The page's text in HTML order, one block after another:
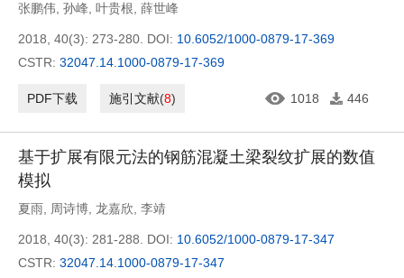
张鹏伟 孙峰 叶贵根 薛世峰
2018, 40(3): 273-280. DOI: 10.6052/1000-0879-17-369
CSTR: 32047.14.1000-0879-17-369
PDF下载 施引文献(8) 1018 446
基于扩展有限元法的钢筋混凝土梁裂纹扩展的数值
模拟
夏雨 周诗博 龙嘉欣 李靖
2018, 40(3): 281-288. DOI: 10.6052/1000-0879-17-347
CSTR: 32047.14.1000-0879-17-347